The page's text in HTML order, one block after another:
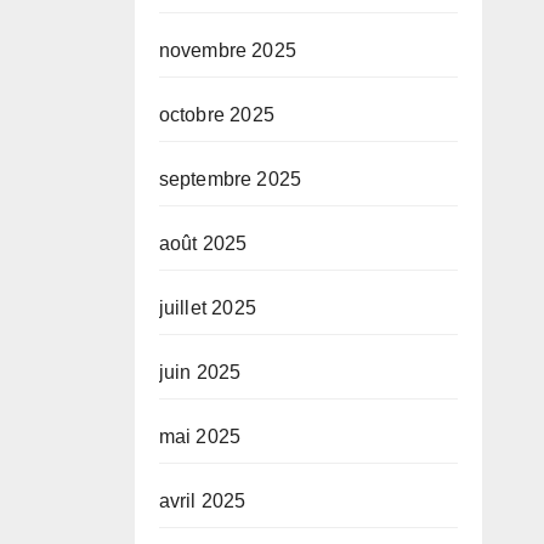
novembre 2025
octobre 2025
septembre 2025
août 2025
juillet 2025
juin 2025
mai 2025
avril 2025